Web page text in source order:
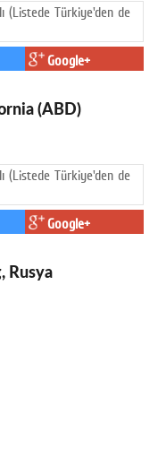
Google+
(ABD)
Google+
Rusya